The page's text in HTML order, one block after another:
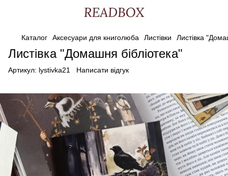
Каталог Аксесуари для книголюба Листівки Листівка
Листівка "Домашня бібліотека"
Артикул: lystivka21 Написати відгук